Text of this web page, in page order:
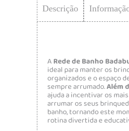
Descrição
ARede de Banho
ideal para manter os
organizados e o espaço
sempre arrumado.Além
ajuda a incentivar os
arrumar os seus
banho, tornando este
rotina divertida e